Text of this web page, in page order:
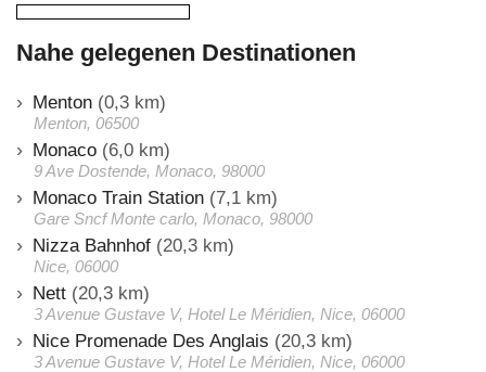
Nahe gelegenen Destinationen
Menton (0,3 km)
Menton, 06500
Monaco (6,0 km)
9 Ave Dostende, Monaco, 98000
Monaco Train Station (7,1 km)
Gare Sncf Monte carlo, Monaco, 98000
Nizza Bahnhof (20,3 km)
Nice, 06000
Nett (20,3 km)
3 Avenue Gustave V, Hotel Le Méridien, Nice, 06000
Nice Promenade Des Anglais (20,3 km)
3 Avenue Gustave V, Hotel Le Méridien, Nice, 06000